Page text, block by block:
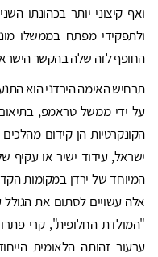
ואף קיצוני יותר בכהונתו
ולתפקידי מפתח בממשלו
החופף לזה שלה בהקשר
תרחיש האימה הירדני הוא
על ידי ממשל טראמפ,
הקונקרטיות הן קידום
ישראל, עידוד ישיר או עקיף
המיוחד של ירדן במקומות
אלה עשויים לסתום את
"המולדת החלופית", קרי
ערעור זהותה הלאומית